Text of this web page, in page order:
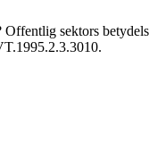
sektors